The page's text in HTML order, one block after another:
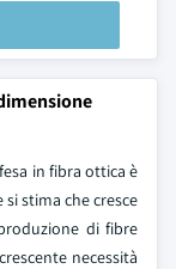
in fibra ottica è
stima che cresce
di fibre
necessità